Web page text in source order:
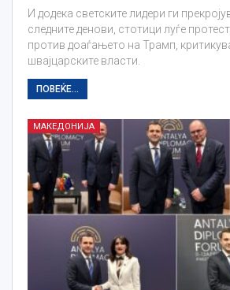
И додека светските лидери ги
следните денови, стотици луѓе
против доаѓањето на Трамп,
швајцарските власти.
ПОВЕЌЕ...
МАКЕДОНИЈА